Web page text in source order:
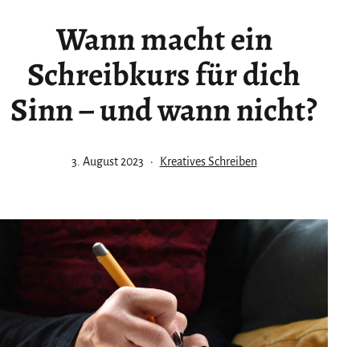
Wann macht ein
Schreibkurs für dich
Sinn – und wann nicht?
Veröffentlicht
3. August 2023
Kategorisiert
Kreatives Schreiben